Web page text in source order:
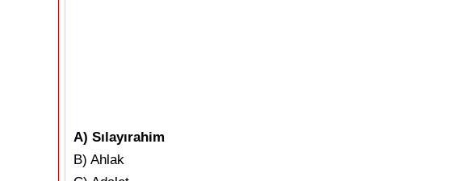
A) Sılayırahim
B) Ahlak